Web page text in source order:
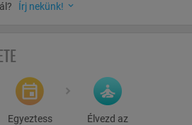
Írj nekünk!
Egyeztess
Élvezd az